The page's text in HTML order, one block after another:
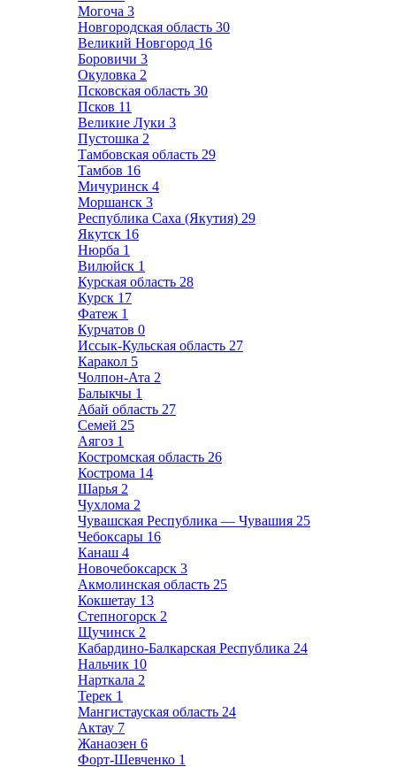
Могоча 3
Новгородская область 30
Великий Новгород 16
Боровичи 3
Окуловка 2
Псковская область 30
Псков 11
Великие Луки 3
Пустошка 2
Тамбовская область 29
Тамбов 16
Мичуринск 4
Моршанск 3
Республика Саха (Якутия) 29
Якутск 16
Нюрба 1
Вилюйск 1
Курская область 28
Курск 17
Фатеж 1
Курчатов 0
Иссык-Кульская область 27
Каракол 5
Чолпон-Ата 2
Балыкчы 1
Абай область 27
Семей 25
Аягоз 1
Костромская область 26
Кострома 14
Шарья 2
Чухлома 2
Чувашская Республика — Чувашия 25
Чебоксары 16
Канаш 4
Новочебоксарск 3
Акмолинская область 25
Кокшетау 13
Степногорск 2
Щучинск 2
Кабардино-Балкарская Республика 24
Нальчик 10
Нарткала 2
Терек 1
Мангистауская область 24
Актау 7
Жанаозен 6
Форт-Шевченко 1